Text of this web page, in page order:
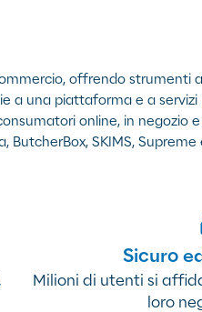
offrendo strumenti
a una piattaforma e a
online, in negozio
ButcherBox, SKIMS,
Sicuro
Milioni di utenti si
loro